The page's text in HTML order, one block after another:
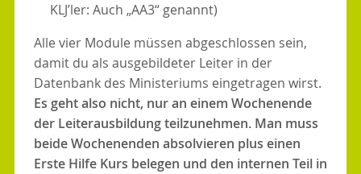
KLJ’ler: Auch „AA3“ genannt)
Alle vier Module müssen abgeschlossen sein,
damit du als ausgebildeter Leiter in der
Datenbank des Ministeriums eingetragen wirst.
Es geht also nicht, nur an einem Wochenende
der Leiterausbildung teilzunehmen. Man muss
beide Wochenenden absolvieren plus einen
Erste Hilfe Kurs belegen und den internen Teil in